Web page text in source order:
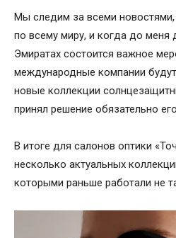
Мы следим за всеми
по всему миру, и когда до
Эмиратах состоится важное
международные компании
новые коллекции
принял решение обязательно
В итоге для салонов оптики
несколько актуальных
которыми раньше работали не